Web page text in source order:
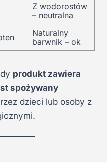
Z wodorostów
– neutralna
Naturalny
barwnik – ok
produkt zawiera
spożywany
dzieci lub osoby z